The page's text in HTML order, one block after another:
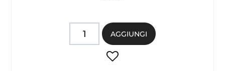
Quantità
AGGIUNGI